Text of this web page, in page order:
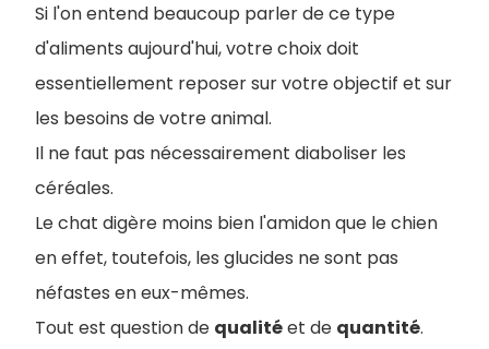
Si l'on entend beaucoup parler de ce type
d'aliments aujourd'hui, votre choix doit
essentiellement reposer sur votre objectif et sur
les besoins de votre animal.
Il ne faut pas nécessairement diaboliser les
céréales.
Le chat digère moins bien l'amidon que le chien
en effet, toutefois, les glucides ne sont pas
néfastes en eux-mêmes.
Tout est question de qualitéet de quantité.